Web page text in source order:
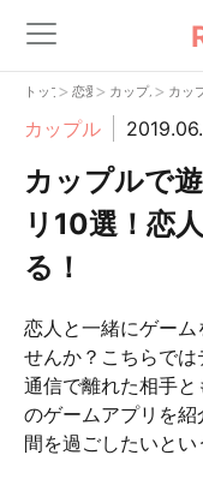
トップ> 恋愛> カップル
> カッ
カップル
カップルで
リ10選！恋
る！
恋人と一緒にゲー
せんか？こちらで
通信で離れた相手
のゲームアプリを
間を過ごしたいとい